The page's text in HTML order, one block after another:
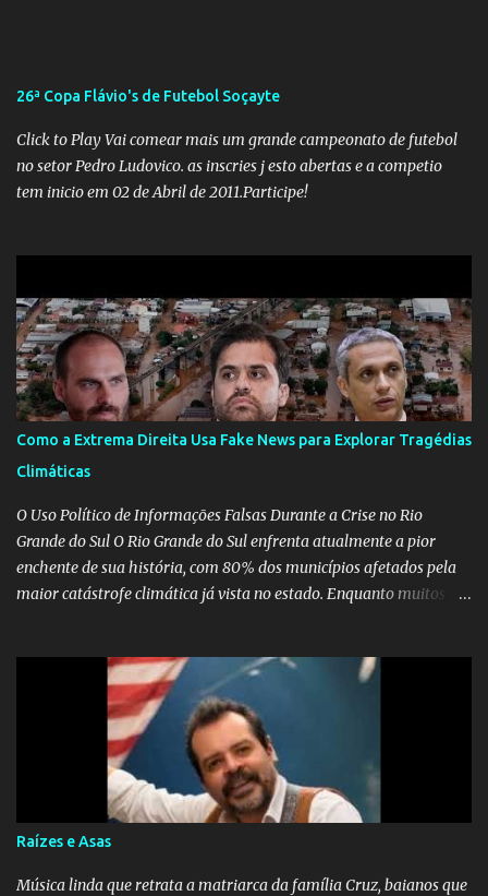
afinal de contas como acreditar em algo proposto pelo novo
ministro sem imaginar que ele só esta querendo auferir vantagens
pessoais em uma pasta de tamanha envergadura e influência na
vida dos brasileiros. Evelin Azevedo escreveu brilhantemen...
26ª Copa Flávio's de Futebol Soçayte
Click to Play Vai comear mais um grande campeonato de futebol
no setor Pedro Ludovico. as inscries j esto abertas e a competio
tem inicio em 02 de Abril de 2011.Participe!
Como a Extrema Direita Usa Fake News para Explorar Tragédias
Climáticas
O Uso Político de Informações Falsas Durante a Crise no Rio
Grande do Sul O Rio Grande do Sul enfrenta atualmente a pior
enchente de sua história, com 80% dos municípios afetados pela
maior catástrofe climática já vista no estado. Enquanto muitos se
voluntários e das forças governamentais, impactando diretamente
nas operações de salvamento. O receio é que notícias falsas, como
a de retenção de doações e o transporte de oxigênio, causem mais
apreensão na população já fragilizada por essa grave situação.
Tamanha é a seriedade do problema que o governo do estado
precisou criar uma força-tarefa para checar e desmentir as
desinformações, chegando ao ponto de o governo federal pedir
O Negacionismo Climático da Extrema Direita Essa disseminação
Raízes e Asas
Música linda que retrata a matriarca da família Cruz, baianos que